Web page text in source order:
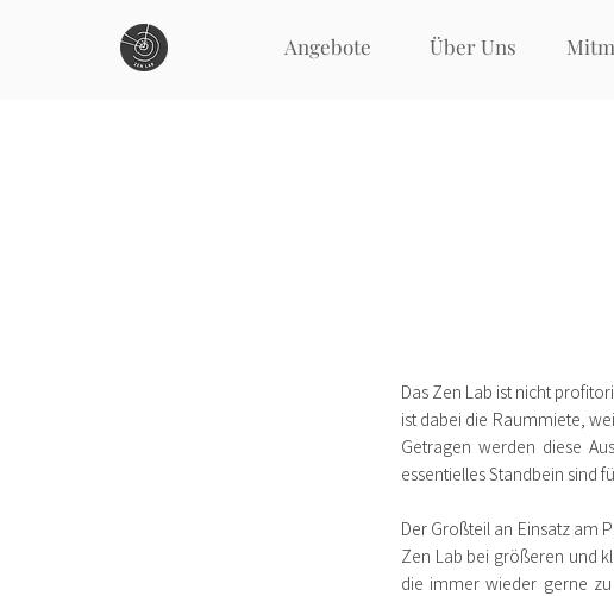
Angebote Über Uns
Das Zen Lab ist nicht
ist dabei die Raummiete,
Getragen werden diese
essentielles Standbein sind
Der Großteil an Einsatz am
Zen Lab bei größeren und
die immer wieder gerne